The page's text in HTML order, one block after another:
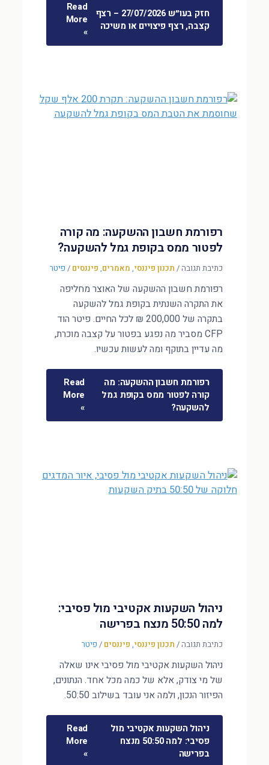
חזק בעו״ש 27/07/2026 – רצף
קצבה, רצף פיצויים או משיכה
Read
More
»
רפורמת חשבון ההשקעה: מה קורה
לפטור ממס בקופת גמל להשקעה?
כתיבת תגובה/ תכנון פיננסי, מאמרים, פיננסים / פיטר
רפורמת חשבון ההשקעה של האוצר מחליפה
את התקרה השנתית בקופת גמל להשקעה
בתקרה של 200,000 ₪ לכל החיים. פיטר הוד
CFP מסביר מה נפגע בפטור על קצבה מוכרת,
מה עדיין בתוקף ומה לעשות עכשיו.
רפורמת חשבון ההשקעה: מה
קורה לפטור ממס בקופת גמל
להשקעה?
Read
More
»
ניהול השקעות אקטיבי מול פסיבי:
למה 50:50 מנצח בפרישה
כתיבת תגובה/ תכנון פיננסי, פיננסים / פיטר
ניהול השקעות אקטיבי מול פסיבי אינו שאלה
של מי צודק, אלא של כמה מכל אחד. הנתונים,
הפיזור הנכון, ולמה אני עובד בשילוב 50:50.
ניהול השקעות אקטיבי מול
פסיבי: למה 50:50 מנצח
בפרישה
Read
More
»